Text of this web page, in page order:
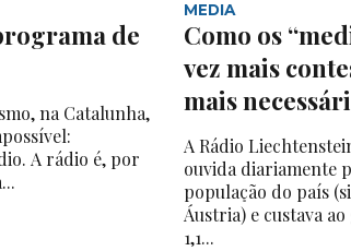
de
na Catalunha,
A rádio é, por
MEDIA
Como os
vez mais
mais
A Rádio
ouvida diariamente
população do país
Áustria) e custava
1,1...